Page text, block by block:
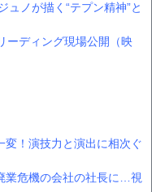
ノが描く“テプン精神”と
ーディング現場公開（映
変！演技力と演出に相次ぐ
業危機の会社の社長に…視